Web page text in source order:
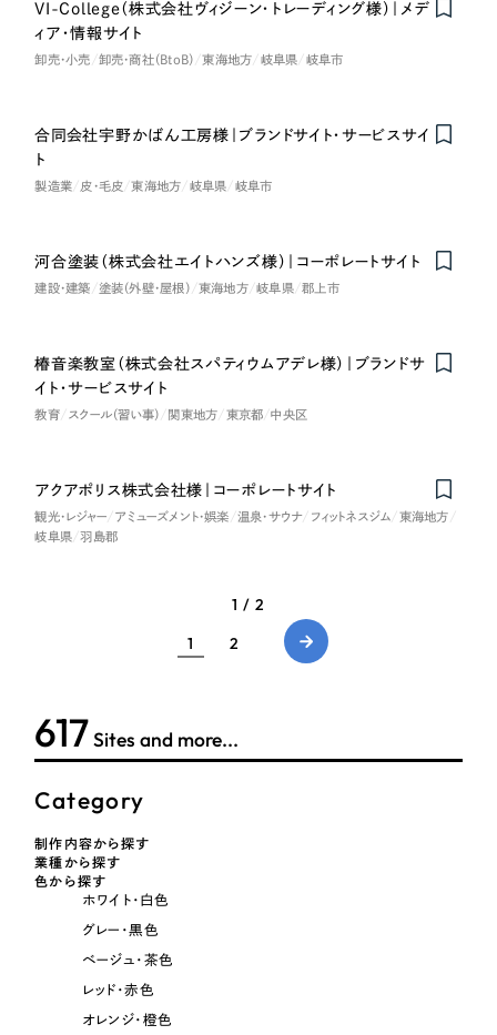
617Sites and more...
Category
制作内容から探す
業種から探す
色から探す
ホワイト・白色
グレー・黒色
ベージュ・茶色
レッド・赤色
オレンジ・橙色
VI-College（株式会社ヴィジーン・トレーディング様）｜メデ
ィア・情報サイト
卸売・小売 卸売・商社（BtoB） 東海地方 岐阜県 岐阜市
合同会社宇野かばん工房様｜ブランドサイト・サービスサイ
ト
製造業 皮・毛皮 東海地方 岐阜県 岐阜市
河合塗装（株式会社エイトハンズ様）｜コーポレートサイト
建設・建築 塗装（外壁・屋根） 東海地方 岐阜県 郡上市
椿音楽教室（株式会社スパティウムアデレ様）｜ブランドサ
イト・サービスサイト
教育 スクール（習い事） 関東地方 東京都 中央区
アクアポリス株式会社様｜コーポレートサイト
観光・レジャー アミューズメント・娯楽 温泉・サウナ フィットネスジム
東海地方
岐阜県
羽島郡
1 / 2
1
2